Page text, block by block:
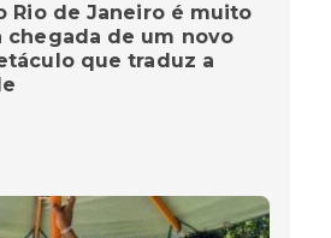
Rio de Janeiro é muito
chegada de um novo
que traduz a